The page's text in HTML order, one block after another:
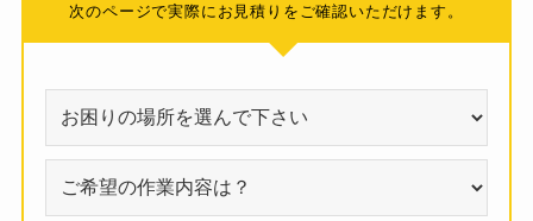
次のページで実際にお見積りをご確認いただけます。